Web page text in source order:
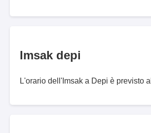
Imsak depi
L'orario dell'Imsak a Depi è previsto